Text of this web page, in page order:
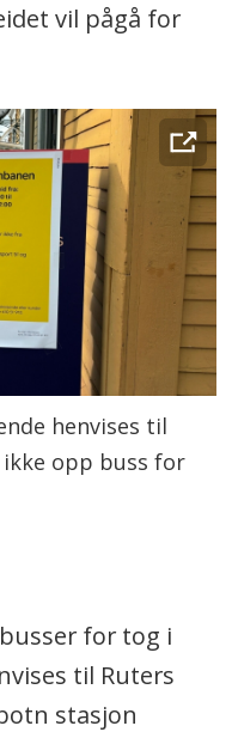
vil pågå for
henvises til
opp buss for
for tog i
til Ruters
stasjon